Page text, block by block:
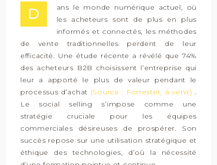
D
ans le monde numérique actuel, où
les acheteurs sont de plus en plus
informés et connectés, les méthodes
de vente traditionnelles perdent de leur
efficacité. Une étude récente a révélé que 74%
des acheteurs B2B choisissent l’entreprise qui
leur a apporté le plus de valeur pendant le
processus d’achat (Source : Forrester, à venir) .
Le social selling s’impose comme une
stratégie cruciale pour les équipes
commerciales désireuses de prospérer. Son
succès repose sur une utilisation stratégique et
éthique des technologies, d’où la nécessité